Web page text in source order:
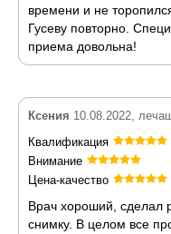
времени и не
Гусеву повторно.
приема довольна!
Ксения 10.08.2022,
Квалификация
Внимание
Цена-качество
Врач хороший, сделал
снимку. В целом все